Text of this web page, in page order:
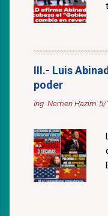
III.- Luis
poder
Ing. Nemen Hazim 5/